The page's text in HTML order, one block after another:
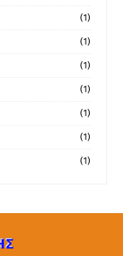
(1)
(1)
(1)
(1)
(1)
(1)
(1)